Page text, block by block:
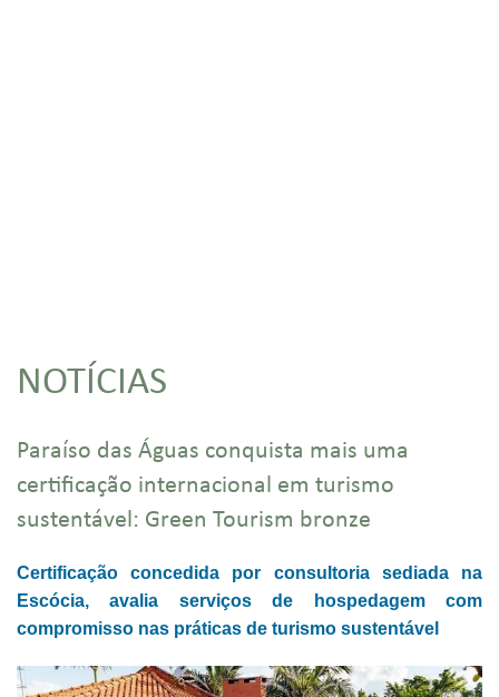
NOTÍCIAS
Paraíso das Águas conquista mais uma
certificação internacional em turismo
sustentável: Green Tourism bronze
Certificação concedida por consultoria sediada na
Escócia, avalia serviços de hospedagem com
compromisso nas práticas de turismo sustentável